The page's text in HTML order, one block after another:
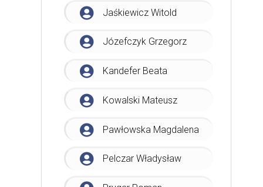
Jaśkiewicz Witold
Józefczyk Grzegorz
Kandefer Beata
Kowalski Mateusz
Pawłowska Magdalena
Pelczar Władysław